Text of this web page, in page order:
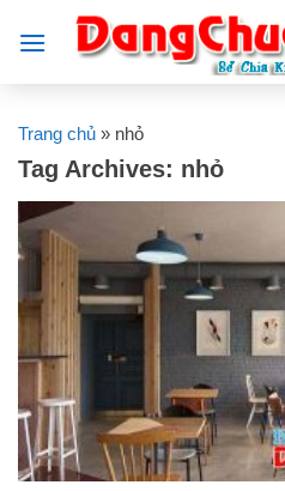
Trang chủ » nhỏ
Tag Archives: nhỏ